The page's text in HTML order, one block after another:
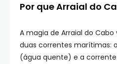
Por que Arraial do
A magia de Arraial do
duas correntes marítimas:
(água quente) e a